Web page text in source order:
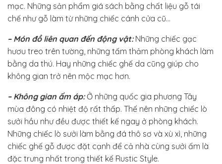
mạc. Những sản phẩm giá sách bằng chất liệu gỗ tái
chế như gỗ làm từ những chiếc cánh cửa cũ…
– Món đồ liên quan đến động vật:Những chiếc gạc
hươu treo trên tường, những tấm thảm phòng khách làm
bằng da thú. Hay những chiếc ghế da cũng giúp cho
không gian trở nên mộc mạc hơn.
– Không gian ấm áp:Ở những quốc gia phương Tây
mùa đông có nhiệt độ rất thấp. Thế nên những chiếc lò
sưởi hầu như đều được thiết kế ngay ở phòng khách.
Những chiếc lò sưởi làm bằng đá thô sơ và xù xì, những
chiếc ghế gỗ được đặt cạnh để cả nhà cùng sưởi ấm là
đặc trưng nhất trong thiết kế Rustic Style.